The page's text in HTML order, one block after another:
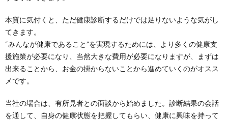
本質に気付くと、ただ健康診断するだけでは足りないような気がし
てきます。
“みんなが健康であること”を実現するためには、より多くの健康支
援施策が必要になり、当然大きな費用が必要になりますが、まずは
出来ることから、お金の掛からないことから進めていくのがオスス
メです。
当社の場合は、有所見者との面談から始めました。診断結果の会話
を通して、自身の健康状態を把握してもらい、健康に興味を持って